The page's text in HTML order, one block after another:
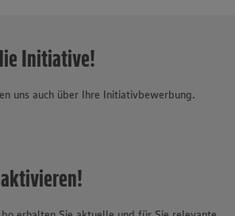
Initiative!
uns auch über Ihre Initiativbewerbung.